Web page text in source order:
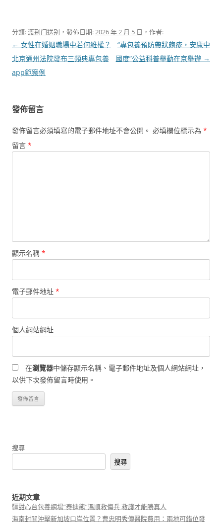
分類:渡荆门送别 ，發佈日期:2026 年 2 月 5 日 ，作者:
文
章
導
← 女性在婚姻職場中若何維權？
北京通州法院發布三類典專包養
app範案例
“專包養預防帶狀皰疹，安康中
國度”公益科普舉動在京舉辦 →
發佈留言
發佈留言必須填寫的電子郵件地址不會公開。 必填欄位標示為 *
留言 *
顯示名稱 *
電子郵件地址 *
個人網站網址
在瀏覽器中儲存顯示名稱、電子郵件地址及個人網站網址，
以供下次發佈留言時使用。
搜尋
搜尋
近期文章
疆甜心台包養網場“泰迪熊”溫順救傷兵 救護才能勝真人
海南封關沖擊新加坡口岸位置？曹忠明秀傳醫院費用：兩地可錯位發